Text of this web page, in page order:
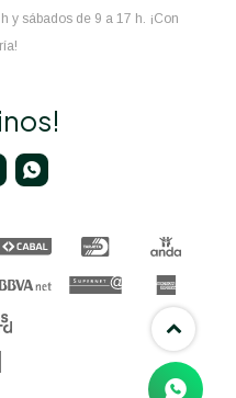
y sábados de 9 a 17 h. ¡Con
